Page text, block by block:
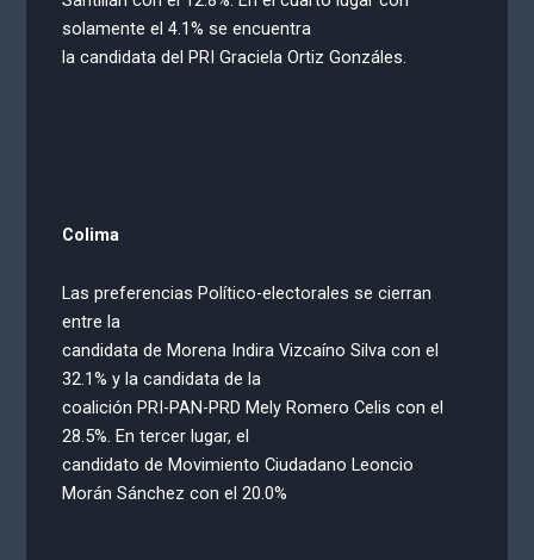
solamente el 4.1% se encuentra
la candidata del PRI Graciela Ortiz Gonzáles.
Colima
Las preferencias Político-electorales se cierran
entre la
candidata de Morena Indira Vizcaíno Silva con el
32.1% y la candidata de la
coalición PRI-PAN-PRD Mely Romero Celis con el
28.5%. En tercer lugar, el
candidato de Movimiento Ciudadano Leoncio
Morán Sánchez con el 20.0%